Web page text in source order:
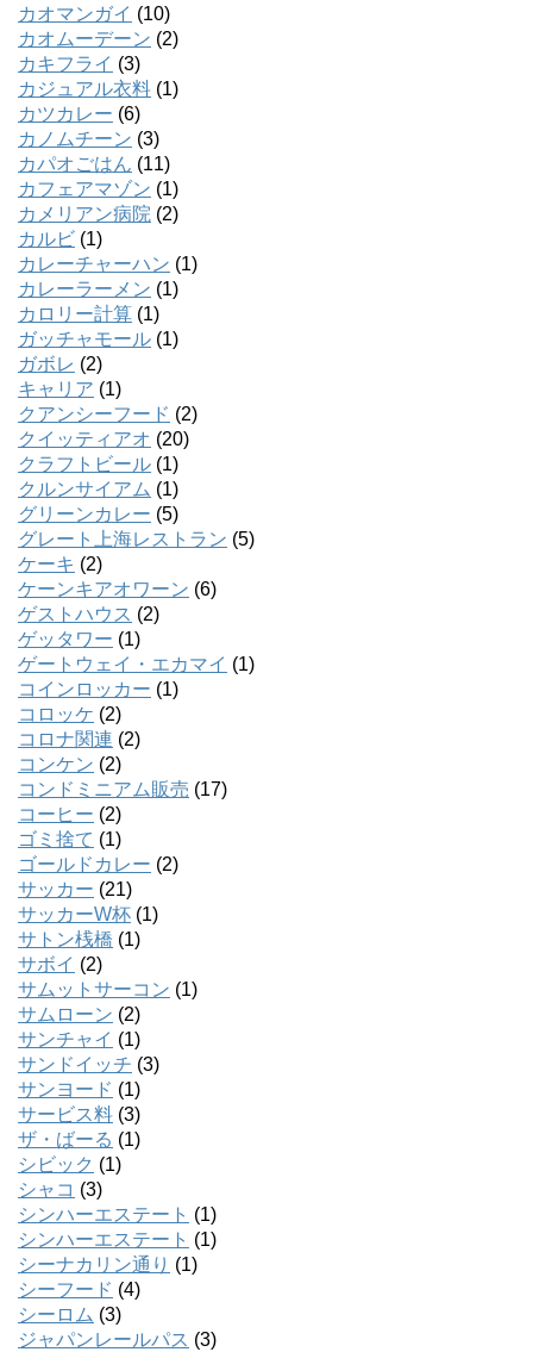
カオマンガイ (10)
カオムーデーン (2)
カキフライ (3)
カジュアル衣料 (1)
カツカレー (6)
カノムチーン (3)
カパオごはん (11)
カフェアマゾン (1)
カメリアン病院 (2)
カルビ (1)
カレーチャーハン (1)
カレーラーメン (1)
カロリー計算 (1)
ガッチャモール (1)
ガボレ (2)
キャリア (1)
クアンシーフード (2)
クイッティアオ (20)
クラフトビール (1)
クルンサイアム (1)
グリーンカレー (5)
グレート上海レストラン (5)
ケーキ (2)
ケーンキアオワーン (6)
ゲストハウス (2)
ゲッタワー (1)
ゲートウェイ・エカマイ (1)
コインロッカー (1)
コロッケ (2)
コロナ関連 (2)
コンケン (2)
コンドミニアム販売 (17)
コーヒー (2)
ゴミ捨て (1)
ゴールドカレー (2)
サッカー (21)
サッカーW杯 (1)
サトン桟橋 (1)
サボイ (2)
サムットサーコン (1)
サムローン (2)
サンチャイ (1)
サンドイッチ (3)
サンヨード (1)
サービス料 (3)
ザ・ばーる (1)
シビック (1)
シャコ (3)
シンハーエステート (1)
シンハーエステート (1)
シーナカリン通り (1)
シーフード (4)
シーロム (3)
ジャパンレールパス (3)